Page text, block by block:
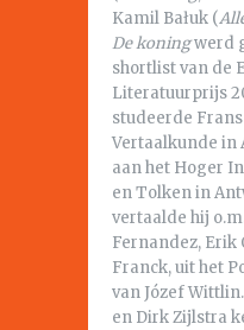
Kamil Bałuk (
De koningwerd
shortlist van de
Literatuurprijs
studeerde
Vertaalkunde in
aan het Hoger
en Tolken in
vertaalde hij
Fernandez, Erik
Franck, uit het
van Józef
en Dirk Zijlstra